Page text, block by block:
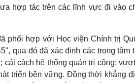
hợp tác trên các lĩnh vực đi vào
phối hợp với Học viện Chính trị
qua đó đã xác định các trọng tâm
cách hệ thống quản trị công;
triển bền vững. Đồng thời khẳng